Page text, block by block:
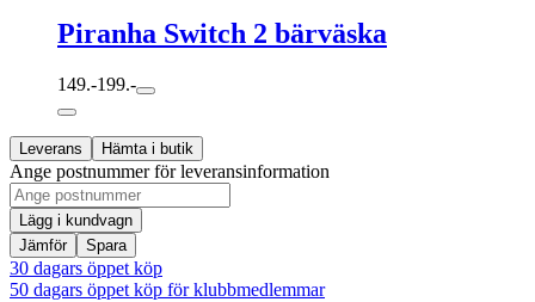
Piranha Switch 2 bärväska
149.-199.-
Leverans Hämta i butik
Ange postnummer för leveransinformation
Lägg i kundvagn
Jämför
Spara
30 dagars öppet köp
50 dagars öppet köp för klubbmedlemmar